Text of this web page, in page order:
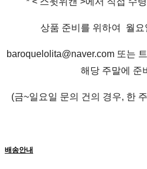
상품 준비를 위하여 월요
baroquelolita@naver.com 또는
해당 주말에 준
(금~일요일 문의 건의 경우, 한
배송안내